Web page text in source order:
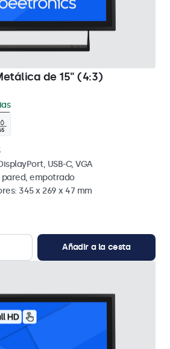
de 15" (4:3)
USB-C, VGA
empotrado
345 x 269 x 47 mm
Añadir a la cesta